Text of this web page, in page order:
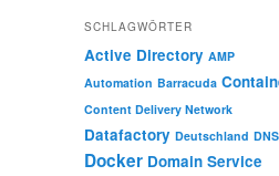
SCHLAGWÖRTER
Active Directory AMP
Automation Barracuda
Content Delivery Network
Datafactory Deutschland DNS
Docker Domain Service